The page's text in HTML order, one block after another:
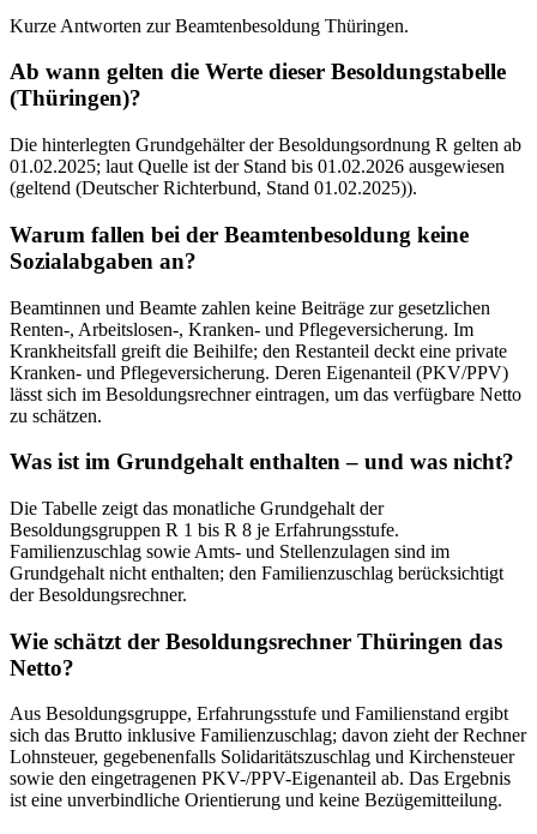
Kurze Antworten zur Beamtenbesoldung Thüringen.
Ab wann gelten die Werte dieser Besoldungstabelle
(Thüringen)?
Die hinterlegten Grundgehälter der Besoldungsordnung R gelten ab
01.02.2025; laut Quelle ist der Stand bis 01.02.2026 ausgewiesen
(geltend (Deutscher Richterbund, Stand 01.02.2025)).
Warum fallen bei der Beamtenbesoldung keine
Sozialabgaben an?
Beamtinnen und Beamte zahlen keine Beiträge zur gesetzlichen
Renten-, Arbeitslosen-, Kranken- und Pflegeversicherung. Im
Krankheitsfall greift die Beihilfe; den Restanteil deckt eine private
Kranken- und Pflegeversicherung. Deren Eigenanteil (PKV/PPV)
lässt sich im Besoldungsrechner eintragen, um das verfügbare Netto
zu schätzen.
Was ist im Grundgehalt enthalten – und was nicht?
Die Tabelle zeigt das monatliche Grundgehalt der
Besoldungsgruppen R 1 bis R 8 je Erfahrungsstufe.
Familienzuschlag sowie Amts- und Stellenzulagen sind im
Grundgehalt nicht enthalten; den Familienzuschlag berücksichtigt
der Besoldungsrechner.
Wie schätzt der Besoldungsrechner Thüringen das
Netto?
Aus Besoldungsgruppe, Erfahrungsstufe und Familienstand ergibt
sich das Brutto inklusive Familienzuschlag; davon zieht der Rechner
Lohnsteuer, gegebenenfalls Solidaritätszuschlag und Kirchensteuer
sowie den eingetragenen PKV-/PPV-Eigenanteil ab. Das Ergebnis
ist eine unverbindliche Orientierung und keine Bezügemitteilung.